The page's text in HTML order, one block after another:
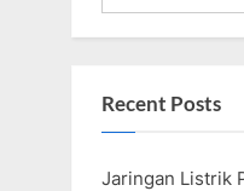
o
:
for:
Recent Posts
Jaringan Listrik